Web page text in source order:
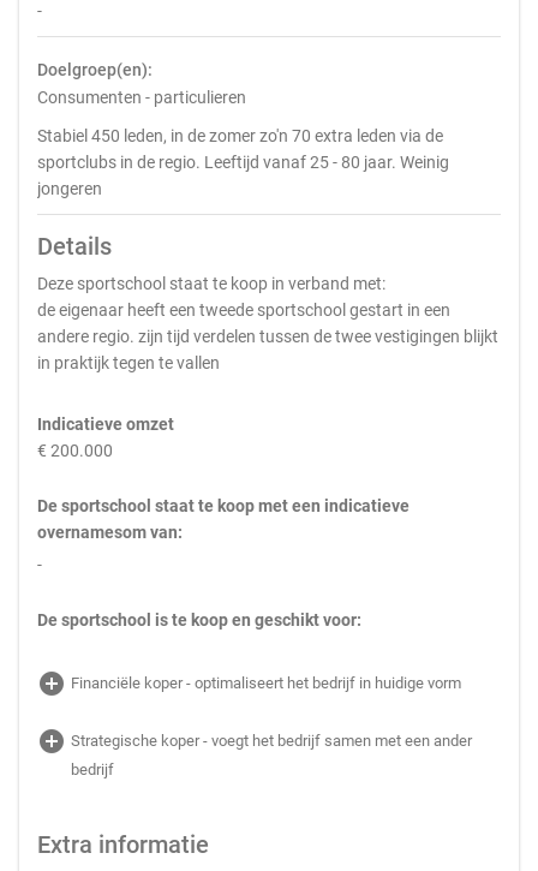
-
Doelgroep(en):
Consumenten - particulieren
Stabiel 450 leden, in de zomer zo'n 70 extra leden via de
sportclubs in de regio. Leeftijd vanaf 25 - 80 jaar. Weinig
jongeren
Details
Deze sportschool staat te koop in verband met:
de eigenaar heeft een tweede sportschool gestart in een
andere regio. zijn tijd verdelen tussen de twee vestigingen blijkt
in praktijk tegen te vallen
Indicatieve omzet
€ 200.000
De sportschool staat te koop met een indicatieve
overnamesom van:
-
De sportschool is te koop en geschikt voor:
add_circle Financiële koper - optimaliseert het bedrijf in huidige vorm
add_circle Strategische koper - voegt het bedrijf samen met een ander
bedrijf
Extra informatie